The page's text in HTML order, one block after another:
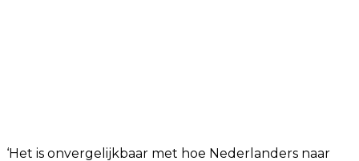
‘Het is onvergelijkbaar met hoe Nederlanders naar